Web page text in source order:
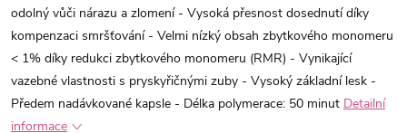
odolný vůči nárazu a zlomení - Vysoká přesnost dosednutí díky
kompenzaci smršťování - Velmi nízký obsah zbytkového monomeru
< 1% díky redukci zbytkového monomeru (RMR) - Vynikající
vazebné vlastnosti s pryskyřičnými zuby - Vysoký základní lesk -
Předem nadávkované kapsle - Délka polymerace: 50 minut Detailní
informace